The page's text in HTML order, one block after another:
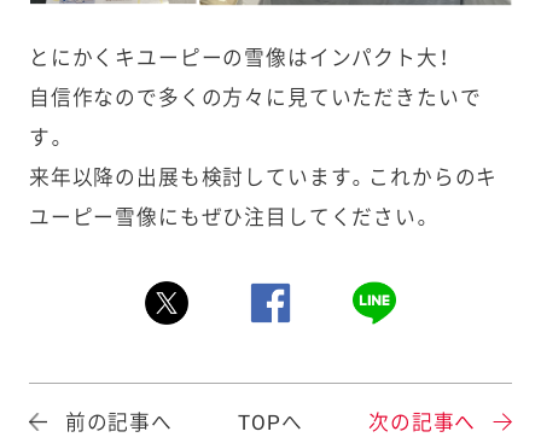
とにかくキユーピーの雪像はインパクト大！
自信作なので多くの方々に見ていただきたいで
す。
来年以降の出展も検討しています。これからのキ
ユーピー雪像にもぜひ注目してください。
前の記事へ TOPへ 次の記事へ